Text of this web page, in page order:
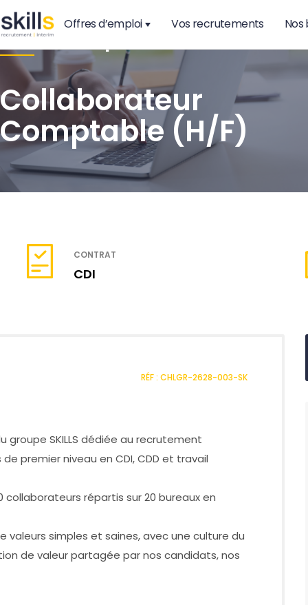
Offres d’emploi Vos recrutements Nos
Audit & Expertise
Collaborateur
Comptable (H/F)
CONTRAT
CDI
RÉF : CHLGR-2628-003-SK
groupe SKILLS dédiée au recrutement
premier niveau en CDI, CDD et travail
collaborateurs répartis sur 20 bureaux en
simples et saines, avec une culture du
de valeur partagée par nos candidats, nos